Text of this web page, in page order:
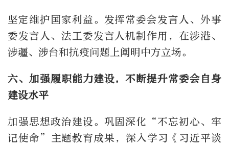
坚定维护国家利益。发挥常委会发言人、外事
委发言人、法工委发言人机制作用，在涉港、
涉疆、涉台和抗疫问题上阐明中方立场。
六、加强履职能力建设，不断提升常委会自身
建设水平
加强思想政治建设。巩固深化“不忘初心、牢
记使命”主题教育成果，深入学习《习近平谈